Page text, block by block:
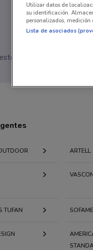
momento no hay
ARTELL
TUFAN
Utilizar datos de
su identificación.
personalizados,
Lista de asociados